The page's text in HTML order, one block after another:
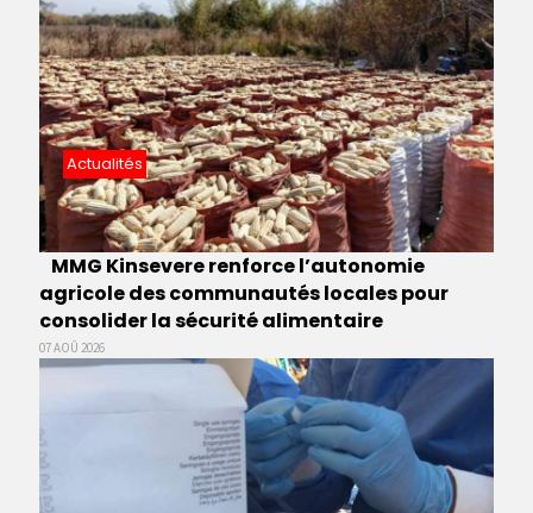
Actualités
MMG Kinsevere renforce l’autonomie
agricole des communautés locales pour
consolider la sécurité alimentaire
07 AOÛ 2026